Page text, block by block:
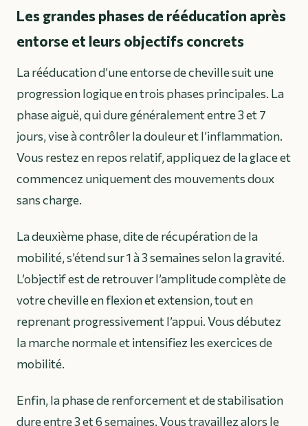
Les grandes phases de rééducation après
entorse et leurs objectifs concrets
La rééducation d’une entorse de cheville suit une
progression logique en trois phases principales. La
phase aiguë, qui dure généralement entre 3 et 7
jours, vise à contrôler la douleur et l’inflammation.
Vous restez en repos relatif, appliquez de la glace et
commencez uniquement des mouvements doux
sans charge.
La deuxième phase, dite de récupération de la
mobilité, s’étend sur 1 à 3 semaines selon la gravité.
L’objectif est de retrouver l’amplitude complète de
votre cheville en flexion et extension, tout en
reprenant progressivement l’appui. Vous débutez
la marche normale et intensifiez les exercices de
mobilité.
Enfin, la phase de renforcement et de stabilisation
dure entre 3 et 6 semaines. Vous travaillez alors le